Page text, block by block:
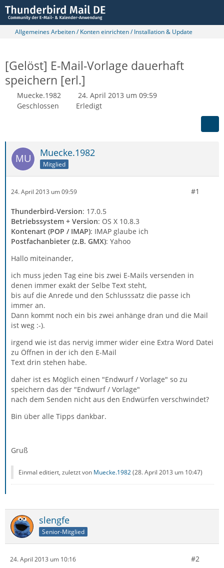
Allgemeines Arbeiten / Konten einrichten / Installation & Update
[Gelöst] E-Mail-Vorlage dauerhaft
speichern [erl.]
Muecke.1982
24. April 2013 um 09:59
Geschlossen
Erledigt
Muecke.1982
Mitglied
24. April 2013 um 09:59 #1
Thunderbird-Version: 17.0.5
Betriebssystem + Version: OS X 10.8.3
Kontenart (POP / IMAP): IMAP glaube ich
Postfachanbieter (z.B. GMX): Yahoo
Hallo miteinander,
ich muss jeden Tag eine bis zwei E-Mails versenden in
denen immer exakt der Selbe Text steht,
bis auf die Anrede und den Schlusssatz die passe ich
immer an.
Dann kommt noch ein bis zwei anhänge dran und die Mail
ist weg :-).
irgend wie ist das nervig immer wider eine Extra Word Datei
zu Öffnen in der ich den E-Mail
Text drin stehen habe.
daher ist es Möglich einen "Endwurf / Vorlage" so zu
speichern das der "Endwurf / Vorlage"
nach dem Senden nicht aus den Endwürfen verschwindet?
Bin über alle Tipps dankbar.
Gruß
Einmal editiert, zuletzt von Muecke.1982(28. April 2013 um 10:47)
slengfe
Senior-Mitglied
24. April 2013 um 10:16 #2